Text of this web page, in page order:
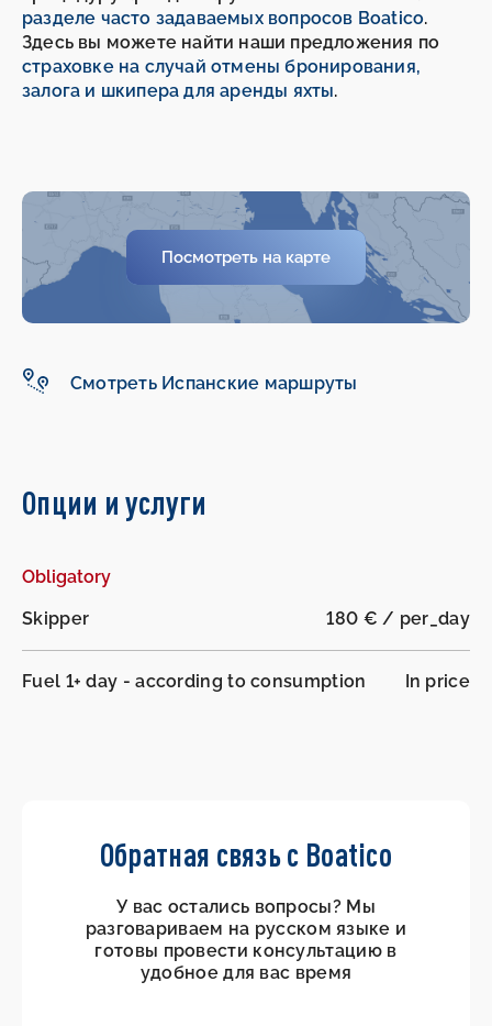
разделе часто задаваемых вопросов Boatico.
Здесь вы можете найти наши предложения по
страховке на случай отмены бронирования,
залога и шкипера для аренды яхты.
Посмотреть на карте
Смотреть Испанские маршруты
Опции и услуги
Obligatory
Skipper
180 € / per_day
Fuel 1+ day - according to consumption In price
Обратная связь с Boatico
У вас остались вопросы? Мы
разговариваем на русском языке и
готовы провести консультацию в
удобное для вас время